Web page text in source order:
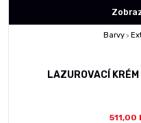
Barvy>
LAZUROVACÍ
511,00